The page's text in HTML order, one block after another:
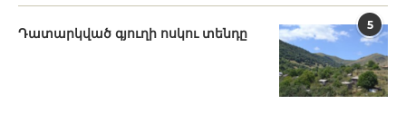
5
Դատարկված գյուղի ոսկու տենդը